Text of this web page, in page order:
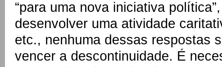
“para uma nova iniciativa
desenvolver uma atividade
etc., nenhuma dessas respostas
vencer a descontinuidade. É